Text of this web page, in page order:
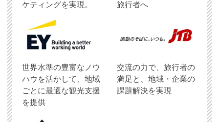
ケティングを実現。
旅行者へ
世界水準の豊富なノウ
ハウを活かして、地域
ごとに最適な観光支援
を提供
交流の力で、旅行者の
満足と、地域・企業の
課題解決を実現